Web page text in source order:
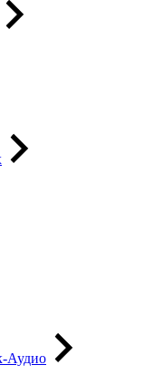
Аудио